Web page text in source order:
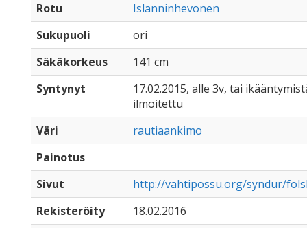
Rotu
Islanninhevonen
Sukupuoli
ori
Säkäkorkeus
141 cm
Syntynyt
17.02.2015, alle 3v, tai
ilmoitettu
Väri
rautiaankimo
Painotus
Sivut
http://vahtipossu.org/syndur/
Rekisteröity
18.02.2016